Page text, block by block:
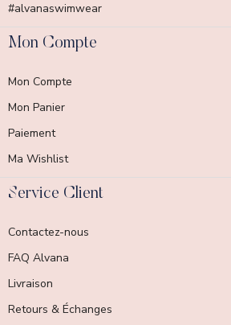
#alvanaswimwear
Mon Compte
Mon Compte
Mon Panier
Paiement
Ma Wishlist
Service Client
Contactez-nous
FAQ Alvana
Livraison
Retours & Échanges